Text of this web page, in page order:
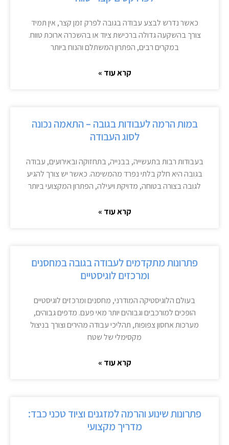
כאשר נדרש לבצע עבודה בגובה לפרק זמן קצר, אין תמיד
צורך בהשקעה גדולה ברכישת ציוד או בהשכרה ארוכת טווח.
במקרים רבים, הפתרון המשתלם והנוח ביותר
קרא עוד »
במות הרמה לעבודות בגובה – התאמה נכונה
לסוג העבודה
בעבודות רבות בתעשייה, בבנייה, בתחזוקה ובאירועים, עבודה
בגובה היא חלק בלתי נפרד מהמשימה. כאשר יש צורך להגיע
לגובה בצורה בטוחה, מדויקת ויעילה, הפתרון המקצועי ביותר
קרא עוד »
פתרונות מתקדמים לעבודה בגובה במחסנים
ומרכזים לוגיסטיים
בעולם הלוגיסטיקה המודרני, מחסנים ומרכזים לוגיסטיים
הופכים למורכבים וגבוהים יותר מאי פעם. מדפים גבוהים,
מערכות אחסון צפופות, תהליכי עבודה מהירים וצורך בניצול
מקסימלי של שטח
קרא עוד »
פתרונות שינוע והרמה למזגנים וציוד טכני כבד:
מדריך מקצועי